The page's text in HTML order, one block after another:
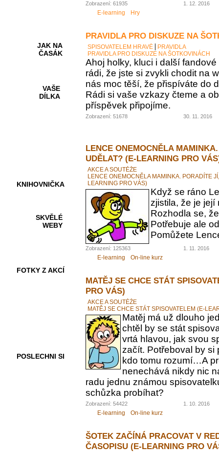
JAK NA
ČASÁK
VAŠE
DÍLKA
KNIHOVNIČKA
SKVĚLÉ
WEBY
FOTKY Z AKCÍ
POSLECHNI SI
Zobrazení: 61935 1. 12. 2016
E-learning Hry
PRAVIDLA PRO DISKUZE NA
SPISOVATELEM HRAVĚ
PRAVIDLA
PRAVIDLA PRO DISKUZE NA ŠOTKOVINÁCH
Ahoj holky, kluci i další
rádi, že jste si zvykli chodit na
nás moc těší, že přispíváte do
Rádi si vaše vzkazy čteme a
příspěvek připojíme.
Zobrazení: 51678 30. 11. 2016
LENCE ONEMOCNĚLA
UDĚLAT? (E-LEARNING PRO
AKCE A SOUTĚŽE
LENCE ONEMOCNĚLA MAMINKA. PORADÍTE
LEARNING PRO VÁS)
Když se ráno
zjistila, že je její
Rozhodla se,
Potřebuje ale
Pomůžete
Zobrazení: 125363 1. 11. 2016
E-learning On-line kurz
MATĚJ SE CHCE STÁT
PRO VÁS)
AKCE A SOUTĚŽE
MATĚJ SE CHCE STÁT SPISOVATELEM (E-
Matěj má už dlouho
chtěl by se stát
vrtá hlavou, jak svou
začít. Potřeboval by si
kdo tomu rozumí…A
nenechává nikdy nic
radu jednu známou
schůzka probíhat?
Zobrazení: 54422 1. 10. 2016
E-learning On-line kurz
ŠOTEK ZAČÍNÁ PRACOVAT V
ČASOPISU (E-LEARNING PRO